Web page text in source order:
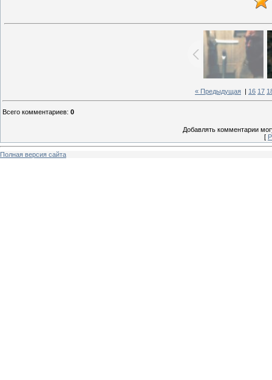
« Предыдущая 16 17
Всего комментариев: 0
Добавлять комментарии
[
Полная версия сайта